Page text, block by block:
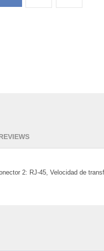
2: RJ-45, Velocidad de